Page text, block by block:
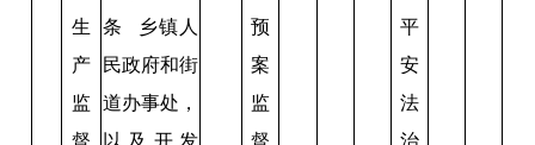
生
产
监
督
条 乡镇人
民政府和街
道办事处，
以及开发
预
案
监
督
平
安
法
治